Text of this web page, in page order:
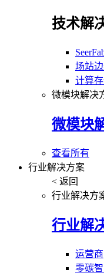
技术解
场站
计算
微模块解决
微模块
查看所有
行业解决方案
< 返回
行业解决方
行业解
运营商
零碳